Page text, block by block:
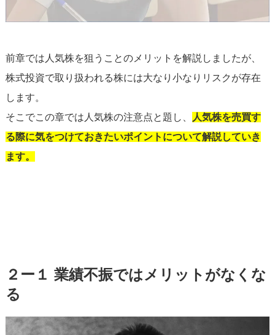
前章では人気株を狙うことのメリットを解説しましたが、
株式投資で取り扱われる株には大なり小なりリスクが存在
します。
そこでこの章では人気株の注意点と題し、
人気株を売買す
る際に気をつけておきたいポイントについて解説していき
ます。
２ー１ 業績不振ではメリットがなくな
る